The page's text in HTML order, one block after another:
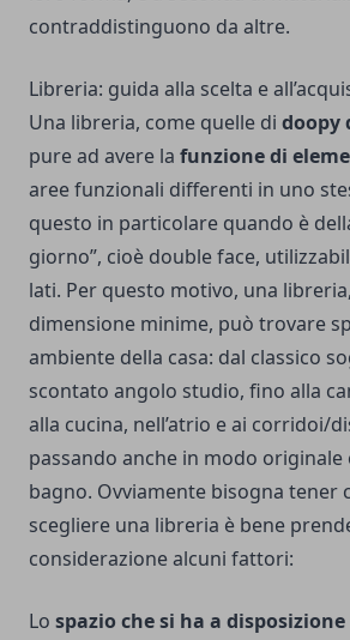
contraddistinguono da altre.
Libreria: guida alla scelta e
Una libreria, come quelle di doopy
pure ad avere la funzione di
aree funzionali differenti in uno
questo in particolare quando è
giorno”, cioè double face,
lati. Per questo motivo, una
dimensione minime, può trovare
ambiente della casa: dal classico
scontato angolo studio, fino alla
alla cucina, nell’atrio e ai corridoi/
passando anche in modo originale
bagno. Ovviamente bisogna tener
scegliere una libreria è bene
considerazione alcuni fattori:
Lo spazio che si ha a disposizione